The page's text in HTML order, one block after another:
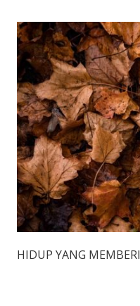
HIDUP YANG MEMBERI